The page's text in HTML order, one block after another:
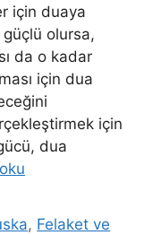
için duaya
güçlü olursa,
da o kadar
için dua
için
dua
, Felaket ve